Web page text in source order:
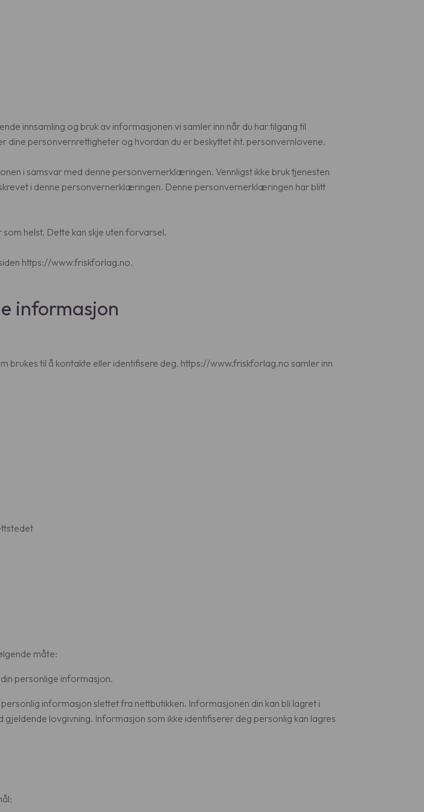
innsamling og bruk av informasjonen vi samler inn når du har tilgang til
personvernrettigheter og hvordan du er beskyttet iht. personvernlovene.
i samsvar med denne personvernerklæringen. Vennligst ikke bruk tjenesten
i denne personvernerklæringen. Denne personvernerklæringen har blitt
helst. Dette kan skje uten forvarsel.
https://www.friskforlag.no.
informasjon
brukes til å kontakte eller identifisere deg. https://www.friskforlag.no samler inn
måte:
personlige informasjon.
informasjon slettet fra nettbutikken. Informasjonen din kan bli lagret i
lovgivning. Informasjon som ikke identifiserer deg personlig kan lagres